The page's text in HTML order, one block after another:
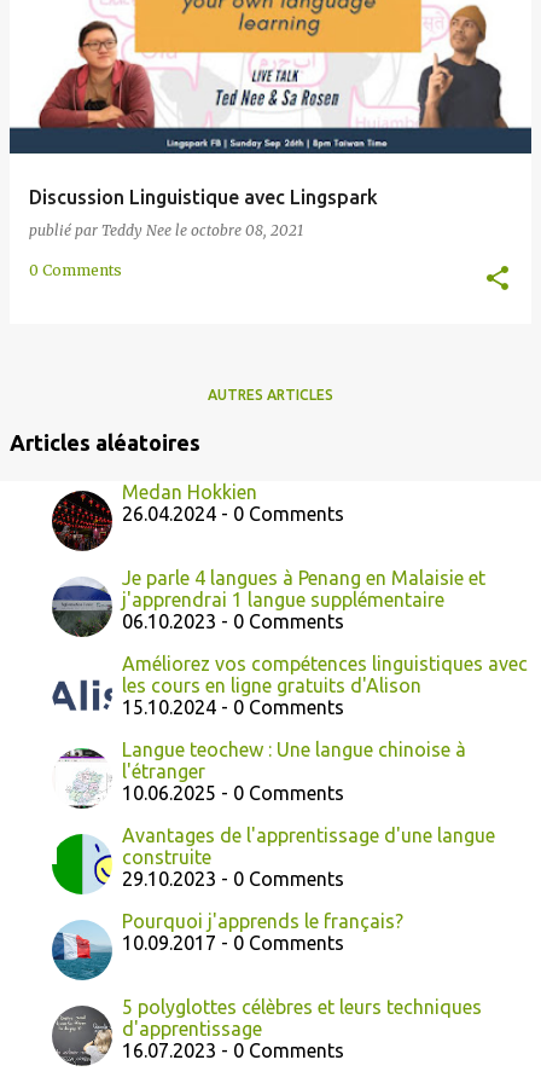
Discussion Linguistique avec Lingspark
publié par Teddy Nee le octobre 08, 2021
0 Comments
AUTRES ARTICLES
Articles aléatoires
Medan Hokkien
26.04.2024 - 0 Comments
Je parle 4 langues à Penang en Malaisie et
j'apprendrai 1 langue supplémentaire
06.10.2023 - 0 Comments
Améliorez vos compétences linguistiques avec
les cours en ligne gratuits d'Alison
15.10.2024 - 0 Comments
Langue teochew : Une langue chinoise à
l'étranger
10.06.2025 - 0 Comments
Avantages de l'apprentissage d'une langue
construite
29.10.2023 - 0 Comments
Pourquoi j'apprends le français?
10.09.2017 - 0 Comments
5 polyglottes célèbres et leurs techniques
d'apprentissage
16.07.2023 - 0 Comments